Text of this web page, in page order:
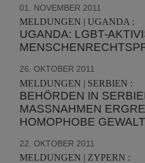
01. NOVEMBER 2011
MELDUNGEN | UGANDA :
UGANDA: LGBT-
26. OKTOBER 2011
MELDUNGEN | SERBIEN :
BEHÖRDEN IN
MASSNAHMEN
OMOPHOBE
22. OKTOBER 2011
MELDUNGEN | ZYPERN :